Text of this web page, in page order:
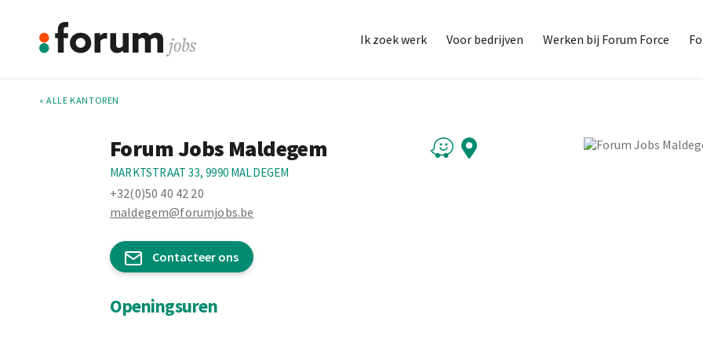
Ik zoek werk Voor bedrijven Werken bij Forum Force
« ALLE KANTOREN
Forum Jobs Maldegem
MARKTSTRAAT 33, 9990 MALDEGEM
+32(0)50 40 42 20
maldegem@forumjobs.be
Contacteer ons
Openingsuren